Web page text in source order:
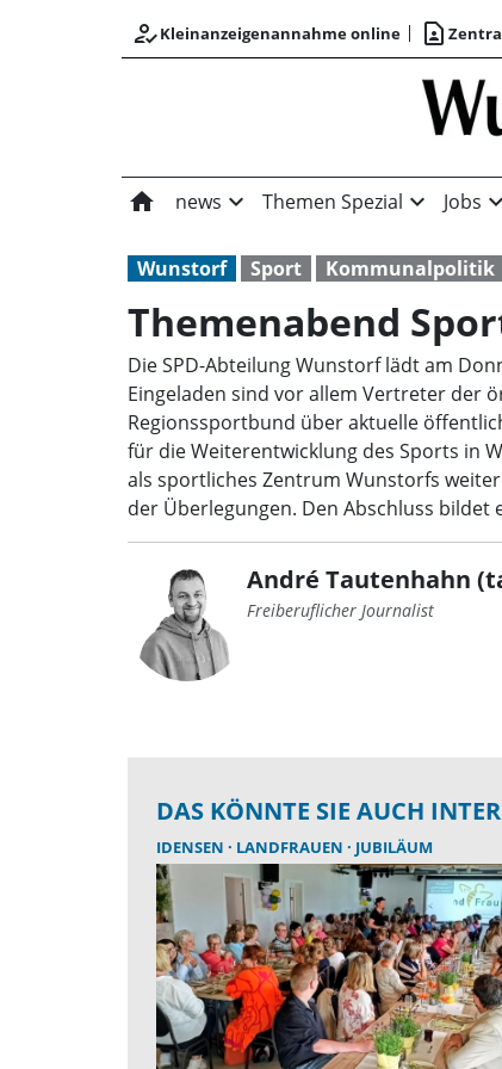
how_to_regKleinanzeigenannahme online contact_page
home news expand_more Themen Spezial expand_more Jobs expand_more
Wunstorf Sport Kommunalpolitik
Themenabend
Die SPD-Abteilung Wunstorf lädt am
Eingeladen sind vor allem Vertreter der
Regionssportbund über aktuelle
für die Weiterentwicklung des Sports in
als sportliches Zentrum Wunstorfs
der Überlegungen. Den Abschluss
André Tautenhahn
Freiberuflicher Journalist
DAS KÖNNTE SIE AUCH
IDENSEN LANDFRAUEN JUBILÄUM